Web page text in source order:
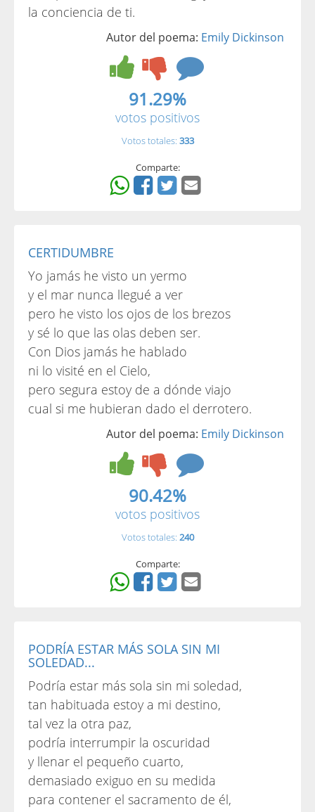
la conciencia de ti.
Autor del poema: Emily Dickinson
91.29%
votos positivos
Votos totales: 333
Comparte:
CERTIDUMBRE
Yo jamás he visto un yermo
y el mar nunca llegué a ver
pero he visto los ojos de los brezos
y sé lo que las olas deben ser.
Con Dios jamás he hablado
ni lo visité en el Cielo,
pero segura estoy de a dónde viajo
cual si me hubieran dado el derrotero.
Autor del poema: Emily Dickinson
90.42%
votos positivos
Votos totales: 240
Comparte:
PODRÍA ESTAR MÁS SOLA SIN MI
SOLEDAD...
Podría estar más sola sin mi soledad,
tan habituada estoy a mi destino,
tal vez la otra paz,
podría interrumpir la oscuridad
y llenar el pequeño cuarto,
demasiado exiguo en su medida
para contener el sacramento de él,